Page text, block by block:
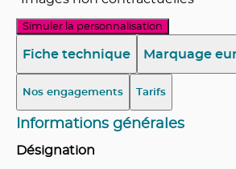
Simuler la personnalisation
Fiche technique Marquage
Nos engagements Tarifs
Informations générales
Désignation